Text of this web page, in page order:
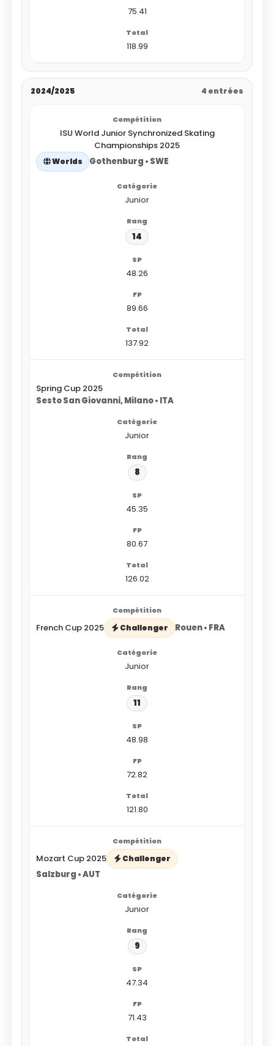
75.41
118.99
2024/2025 4 entrées
ISU World Junior Synchronized Skating
Championships 2025
Worlds Gothenburg • SWE
Junior
14
48.26
89.66
137.92
Spring Cup 2025
Sesto San Giovanni, Milano • ITA
Junior
8
45.35
80.67
126.02
French Cup 2025 Challenger Rouen • FRA
Junior
11
48.98
72.82
121.80
Mozart Cup 2025 Challenger
Salzburg • AUT
Junior
9
47.34
71.43